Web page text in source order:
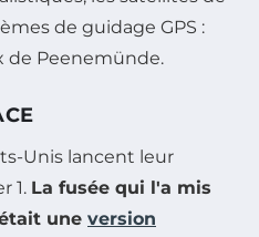
de guidage GPS :
de Peenemünde.
Unis lancent leur
1. La fusée qui l'a mis
une version